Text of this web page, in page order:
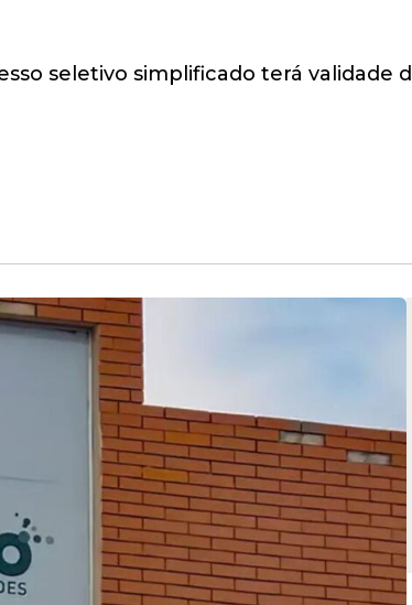
seletivo simplificado terá validade